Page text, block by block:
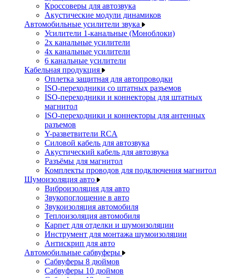
Кроссоверы для автозвука
Акустические модули динамиков
Автомобильные усилители звука
Усилители 1-канальные (Моноблоки)
2х канальные усилители
4х канальные усилители
6 канальные усилители
Кабельная продукция
Оплетка защитная для автопроводки
ISO-переходники со штатных разъемов
ISO-переходники и коннекторы для штатных
магнитол
ISO-переходники и коннекторы для антенных
разъемов
Y-разветвители RCA
Силовой кабель для автозвука
Акустический кабель для автозвука
Разъёмы для магнитол
Комплекты проводов для подключения магнитол
Шумоизоляция авто
Виброизоляция для авто
Звукопоглощение в авто
Звукоизоляция автомобиля
Теплоизоляция автомобиля
Карпет для отделки и шумоизоляции
Инструмент для монтажа шумоизоляции
Антискрип для авто
Автомобильные сабвуферы
Сабвуферы 8 дюймов
Сабвуферы 10 дюймов